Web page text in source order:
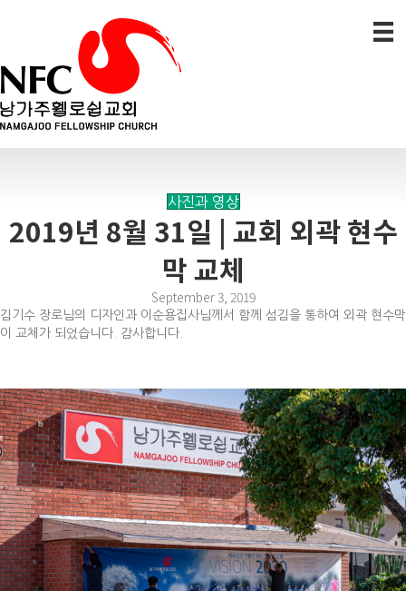
사진과 영상
2019년 8월 31일 | 교회 외곽 현수
막 교체
September 3, 2019
김기수 장로님의 디자인과 이순용집사님께서 함께 섬김을 통하여 외곽 현수막
이 교체가 되었습니다. 감사합니다.